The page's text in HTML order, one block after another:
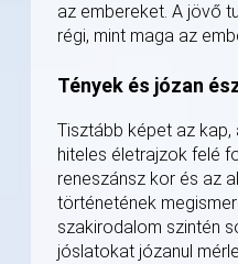
az embereket. A jövő
régi, mint maga az
Tények és józan
Tisztább képet az
hiteles életrajzok felé
reneszánsz kor és az
történetének
szakirodalom szintén
jóslatokat józanul